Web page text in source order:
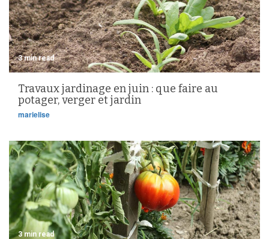
3 min read
Travaux jardinage en juin : que faire au
potager, verger et jardin
marielise
3 min read